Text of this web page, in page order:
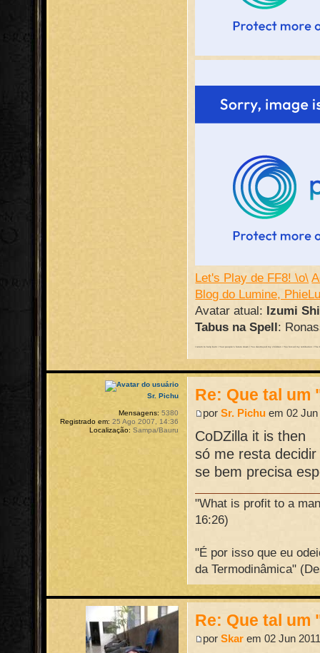
Let's Play de FF8! \o\
Blog do Lumine,
Avatar atual: Izumi
Tabus na Spell:
I return to help burn / Your people's future down / You destroyed my children / You forced my retribution /
Re: Que tal um
porSr. Pichu em 02 Jun
CoDZilla it is then
só me resta
se bem precisa
"What is profit to a
16:26)
"É por isso que eu
da Termodinâmica"
Sr. Pichu
Mensagens: 5380
Registrado em: 25 Ago 2007, 14:36
Localização: Sampa/Bauru
Re: Que tal um
porSkar em 02 Jun